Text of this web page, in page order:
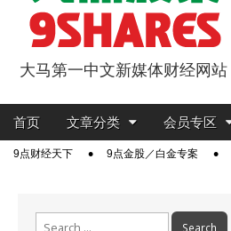
9点股票
大马第一中文新媒体财经网站
Main
Skip
content
首页 文章分类 会员专区
Sub9点财经天下 9点金股／白金专案